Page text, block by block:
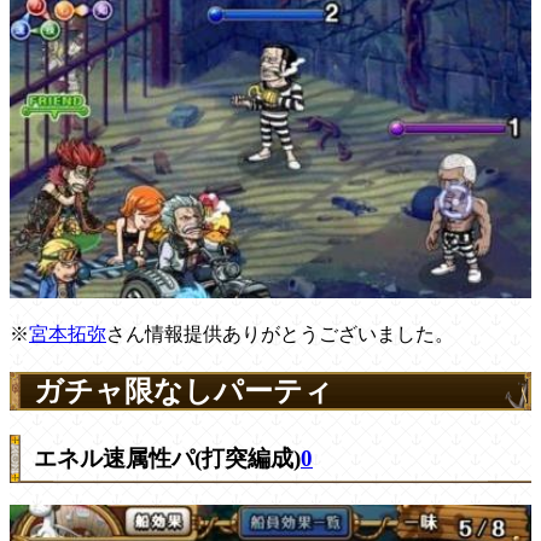
※宮本拓弥さん情報提供ありがとうございました。
ガチャ限なしパーティ
エネル速属性パ(打突編成)0